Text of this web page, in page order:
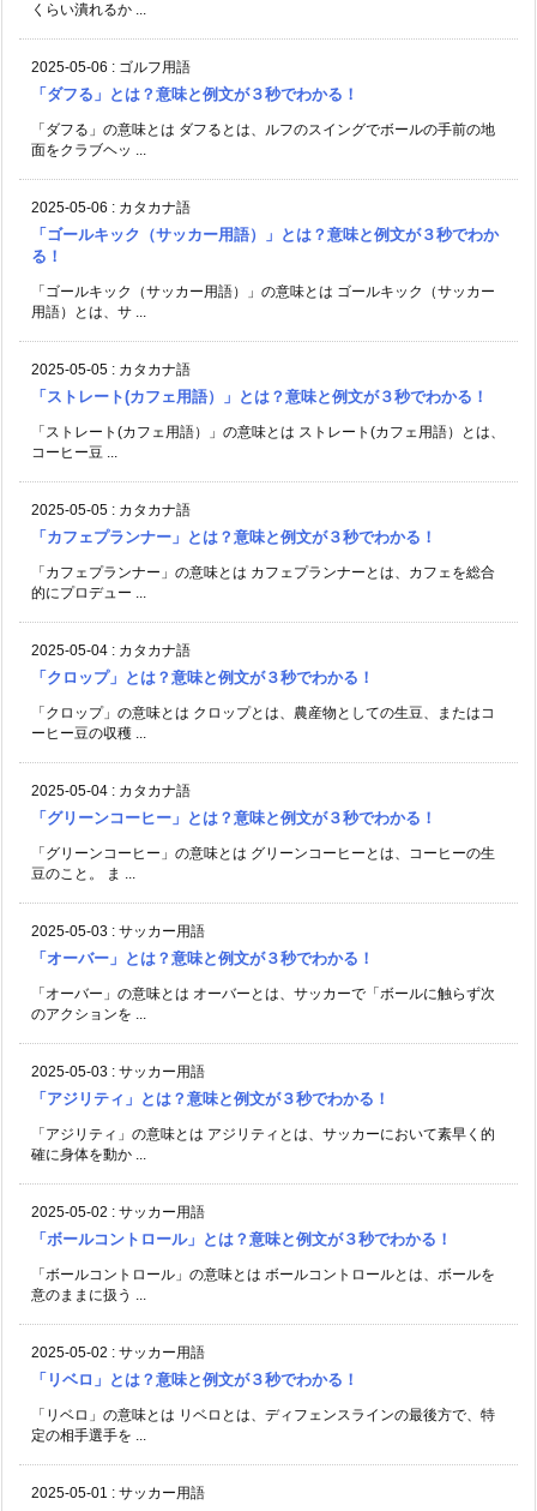
くらい潰れるか ...
2025-05-06 : ゴルフ用語
「ダフる」とは？意味と例文が３秒でわかる！
「ダフる」の意味とは ダフるとは、ルフのスイングでボールの手前の地
面をクラブヘッ ...
2025-05-06 : カタカナ語
「ゴールキック（サッカー用語）」とは？意味と例文が３秒でわか
る！
「ゴールキック（サッカー用語）」の意味とは ゴールキック（サッカー
用語）とは、サ ...
2025-05-05 : カタカナ語
「ストレート(カフェ用語）」とは？意味と例文が３秒でわかる！
「ストレート(カフェ用語）」の意味とは ストレート(カフェ用語）とは、
コーヒー豆 ...
2025-05-05 : カタカナ語
「カフェプランナー」とは？意味と例文が３秒でわかる！
「カフェプランナー」の意味とは カフェプランナーとは、カフェを総合
的にプロデュー ...
2025-05-04 : カタカナ語
「クロップ」とは？意味と例文が３秒でわかる！
「クロップ」の意味とは クロップとは、農産物としての生豆、またはコ
ーヒー豆の収穫 ...
2025-05-04 : カタカナ語
「グリーンコーヒー」とは？意味と例文が３秒でわかる！
「グリーンコーヒー」の意味とは グリーンコーヒーとは、コーヒーの生
豆のこと。 ま ...
2025-05-03 : サッカー用語
「オーバー」とは？意味と例文が３秒でわかる！
「オーバー」の意味とは オーバーとは、サッカーで「ボールに触らず次
のアクションを ...
2025-05-03 : サッカー用語
「アジリティ」とは？意味と例文が３秒でわかる！
「アジリティ」の意味とは アジリティとは、サッカーにおいて素早く的
確に身体を動か ...
2025-05-02 : サッカー用語
「ボールコントロール」とは？意味と例文が３秒でわかる！
「ボールコントロール」の意味とは ボールコントロールとは、ボールを
意のままに扱う ...
2025-05-02 : サッカー用語
「リベロ」とは？意味と例文が３秒でわかる！
「リベロ」の意味とは リベロとは、ディフェンスラインの最後方で、特
定の相手選手を ...
2025-05-01 : サッカー用語